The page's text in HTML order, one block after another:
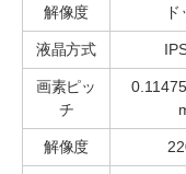
解像度
液晶方式
画素ピッ
チ
解像度